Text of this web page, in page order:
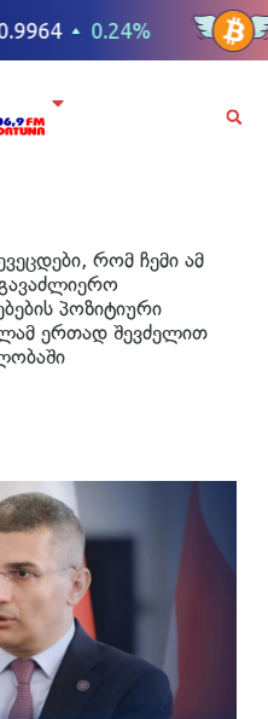
რომ ჩემი ამ
პოზიტიური
ერთად შევძელით